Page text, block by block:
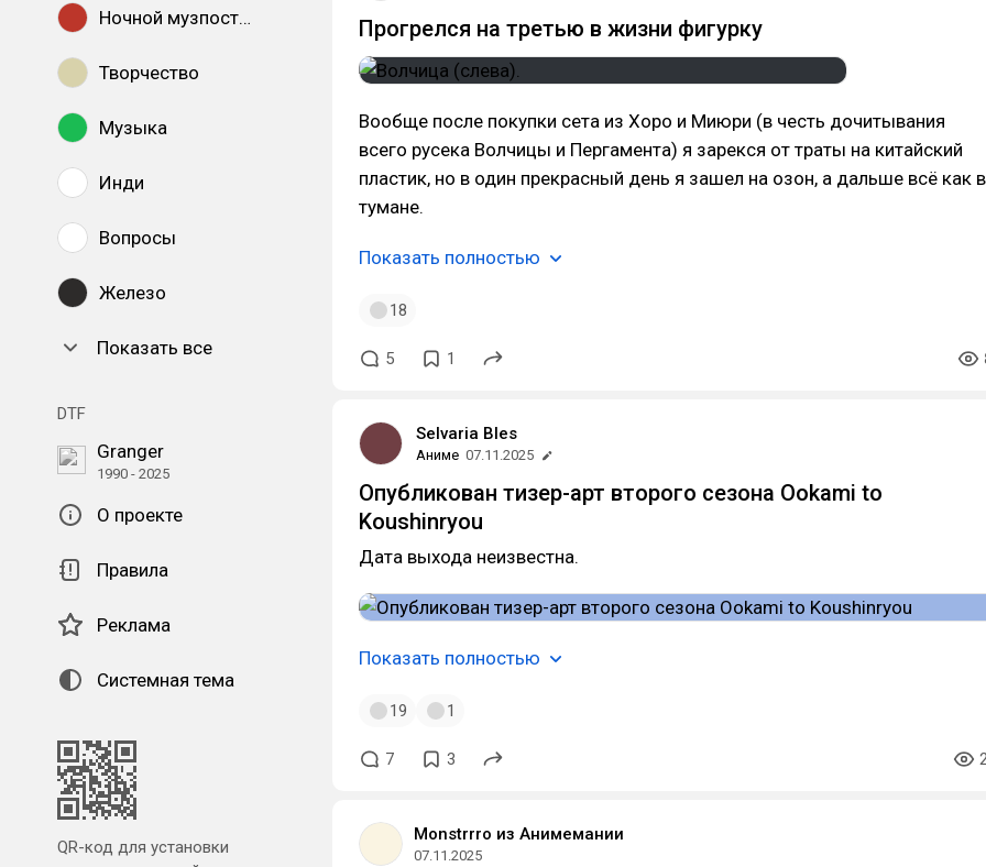
Ночной музпостинг
Творчество
Музыка
Инди
Вопросы
Железо
Показать все
DTF
Granger
1990 - 2025
О проекте
Правила
Реклама
Системная тема
QR-код для установки
Прогрелся на третью в жизни фигурку
Вообще после покупки сета из Хоро и Миюри (в честь дочитывания
всего русека Волчицы и Пергамента) я зарекся от траты на китайский
пластик, но в один прекрасный день я зашел на озон, а дальше всё как в
тумане.
Показать полностью
18
5 1
Selvaria Bles
Аниме 07.11.2025
Опубликован тизер-арт второго сезона Ookami to
Koushinryou
Дата выхода неизвестна.
Показать полностью
19 1
7 3
Monstrrro из Анимемании
07.11.2025